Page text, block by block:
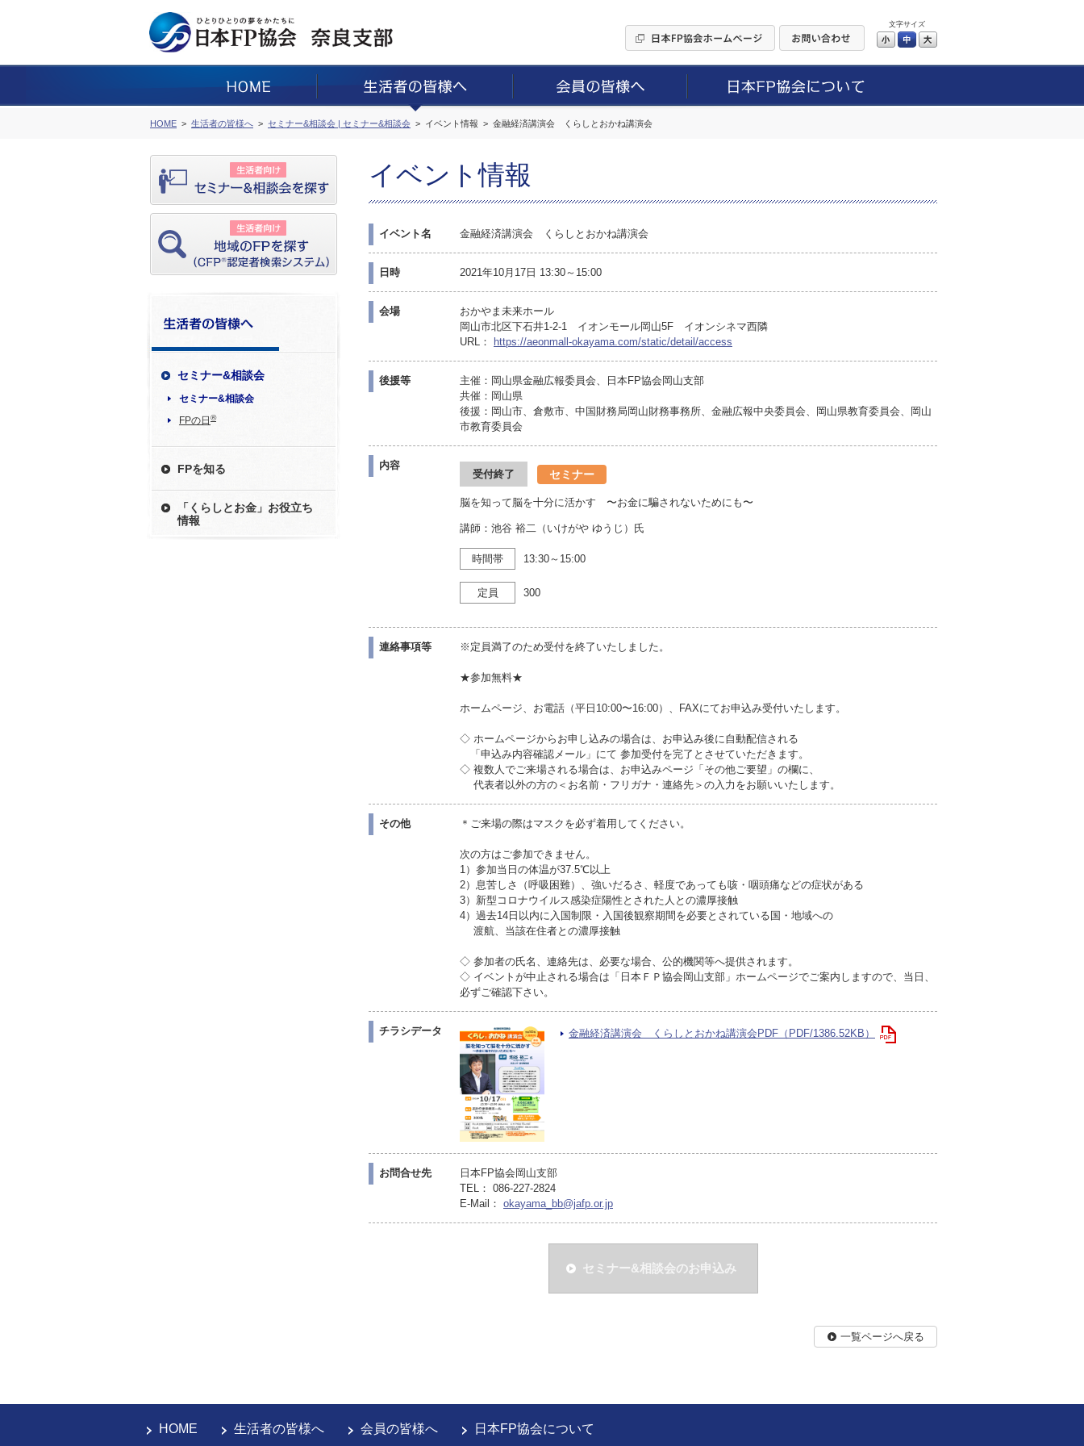
文字サイズ
小 中
HOME 生活者の皆様へ セミナー&相談会 | セミナー&相談会 イベント情報 金融経済講演会 くらしとおかね講演会
セミナー&相談会
セミナー&相談会
FPの日 ®
FPを知る
「くらしとお金」お役立ち
情報
イベント情報
イベント名 金融経済講演会 くらしとおかね講演会
日時 2021年10月17日 13:30～15:00
会場
おかやま未来ホール
岡山市北区下石井1-2-1 イオンモール岡山5F イオンシネマ西隣
URL：
https://aeonmall-okayama.com/static/detail/access
後援等
主催：岡山県金融広報委員会、日本FP協会岡山支部
共催：岡山県
後援：岡山市、倉敷市、中国財務局岡山財務事務所、金融広報中央委員会、岡山県教育委員会、岡山
市教育委員会
内容
受付終了 セミナー
脳を知って脳を十分に活かす 〜お金に騙されないためにも〜
講師：池谷 裕二（いけがや ゆうじ）氏
時間帯 13:30～15:00
定員 300
連絡事項等 ※定員満了のため受付を終了いたしました。
★参加無料★
ホームページ、お電話（平日10:00〜16:00）、FAXにてお申込み受付いたします。
◇ ホームページからお申し込みの場合は、お申込み後に自動配信される
「申込み内容確認メール」にて 参加受付を完了とさせていただきます。
◇ 複数人でご来場される場合は、お申込みページ「その他ご要望」の欄に、
代表者以外の方の＜お名前・フリガナ・連絡先＞の入力をお願いいたします。
その他 ＊ご来場の際はマスクを必ず着用してください。
次の方はご参加できません。
1）参加当日の体温が37.5℃以上
2）息苦しさ（呼吸困難）、強いだるさ、軽度であっても咳・咽頭痛などの症状がある
3）新型コロナウイルス感染症陽性とされた人との濃厚接触
4）過去14日以内に入国制限・入国後観察期間を必要とされている国・地域への
渡航、当該在住者との濃厚接触
◇ 参加者の氏名、連絡先は、必要な場合、公的機関等へ提供されます。
◇ イベントが中止される場合は「日本ＦＰ協会岡山支部」ホームページでご案内しますので、当日、
必ずご確認下さい。
チラシデータ 金融経済講演会 くらしとおかね講演会PDF（PDF/1386.52KB）
お問合せ先
日本FP協会岡山支部
TEL： 086-227-2824
E-Mail： okayama_bb@jafp.or.jp
セミナー&相談会のお申込み
一覧ページへ戻る
HOME 生活者の皆様へ 会員の皆様へ 日本FP協会について